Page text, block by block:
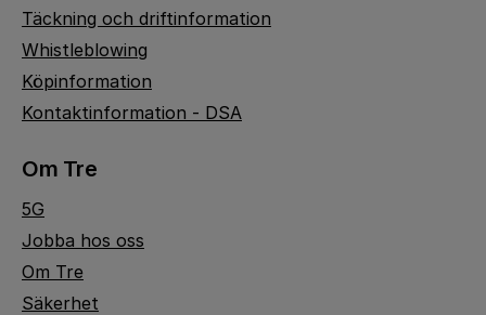
Täckning och driftinformation
Whistleblowing
Köpinformation
Kontaktinformation - DSA
Om Tre
5G
Jobba hos oss
Om Tre
Säkerhet